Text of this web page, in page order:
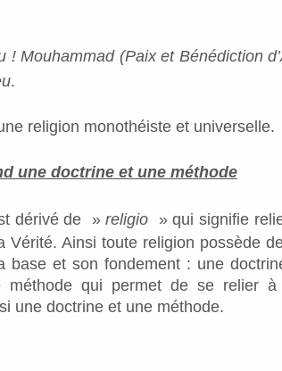
! Mouhammad (Paix et Bénédiction
.
religion monothéiste et universelle.
une doctrine et une méthode
dérivé de »religio » qui signifie
Vérité. Ainsi toute religion possède
base et son fondement : une
qui permet de se relier à
une doctrine et une méthode.